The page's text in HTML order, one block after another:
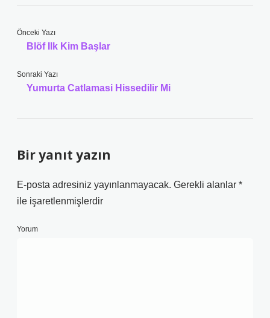
Önceki Yazı
Blöf Ilk Kim Başlar
Sonraki Yazı
Yumurta Catlamasi Hissedilir Mi
Bir yanıt yazın
E-posta adresiniz yayınlanmayacak. Gerekli alanlar *
ile işaretlenmişlerdir
Yorum